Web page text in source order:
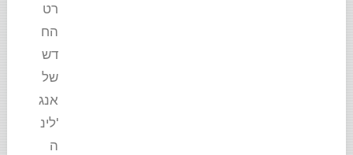
רט
הח
דש
של
אנג
'לינ
ה